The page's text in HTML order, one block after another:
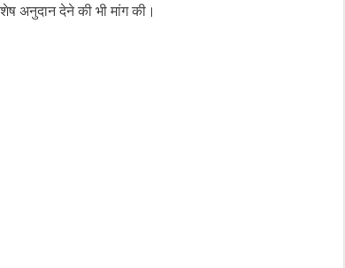
अनुदान देने की भी मांग की।